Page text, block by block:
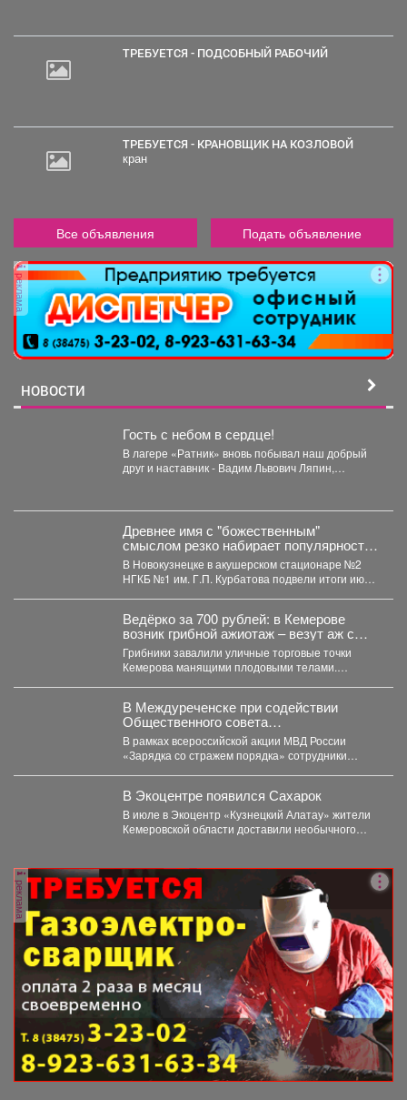
ТРЕБУЕТСЯ - ПОДСОБНЫЙ РАБОЧИЙ
ТРЕБУЕТСЯ - КРАНОВЩИК НА КОЗЛОВОЙ
кран
Все объявления Подать объявление
реклама
НОВОСТИ
Гость с небом в сердце!
В лагере «Ратник» вновь побывал наш добрый
друг и наставник - Вадим Львович Ляпин,
Древнее имя с "божественным"
смыслом резко набирает популярность
в Кузбассе: 11 малышей за месяц
В Новокузнецке в акушерском стационаре №2
НГКБ №1 им. Г.П. Курбатова подвели итоги июля.
Ведёрко за 700 рублей: в Кемерове
возник грибной ажиотаж – везут аж с
Алтая
Грибники завалили уличные торговые точки
Кемерова манящими плодовыми телами.
В Междуреченске при содействии
Общественного совета
полицейские провели утреннюю зарядку
для детей из лагеря дневного
пребывания
В рамках всероссийской акции МВД России
«Зарядка со стражем порядка» сотрудники
В Экоцентре появился Сахарок
В июле в Экоцентр «Кузнецкий Алатау» жители
Кемеровской области доставили необычного
реклама